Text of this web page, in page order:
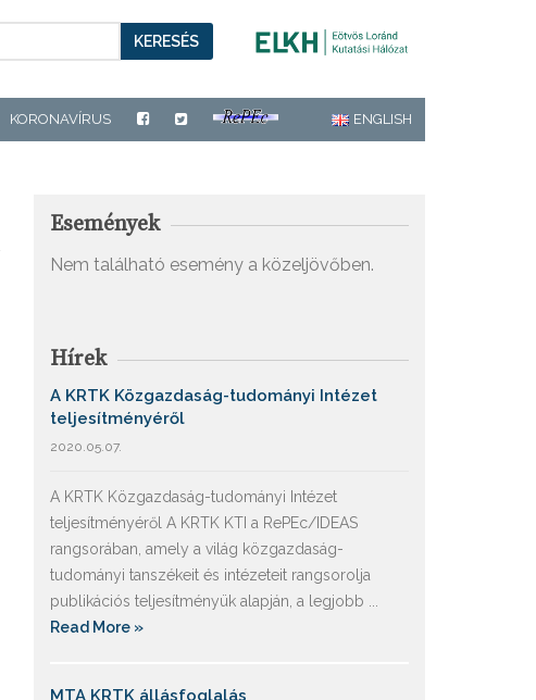
KERESÉS
KORONAVÍRUS ENGLISH
Események
Nem található esemény a közeljövőben.
Hírek
A KRTK Közgazdaság-tudományi Intézet
teljesítményéről
2020.05.07.
A KRTK Közgazdaság-tudományi Intézet
teljesítményéről A KRTK KTI a RePEc/IDEAS
rangsorában, amely a világ közgazdaság-
tudományi tanszékeit és intézeteit rangsorolja
publikációs teljesítményük alapján, a legjobb ...
Read More »
MTA KRTK állásfoglalás